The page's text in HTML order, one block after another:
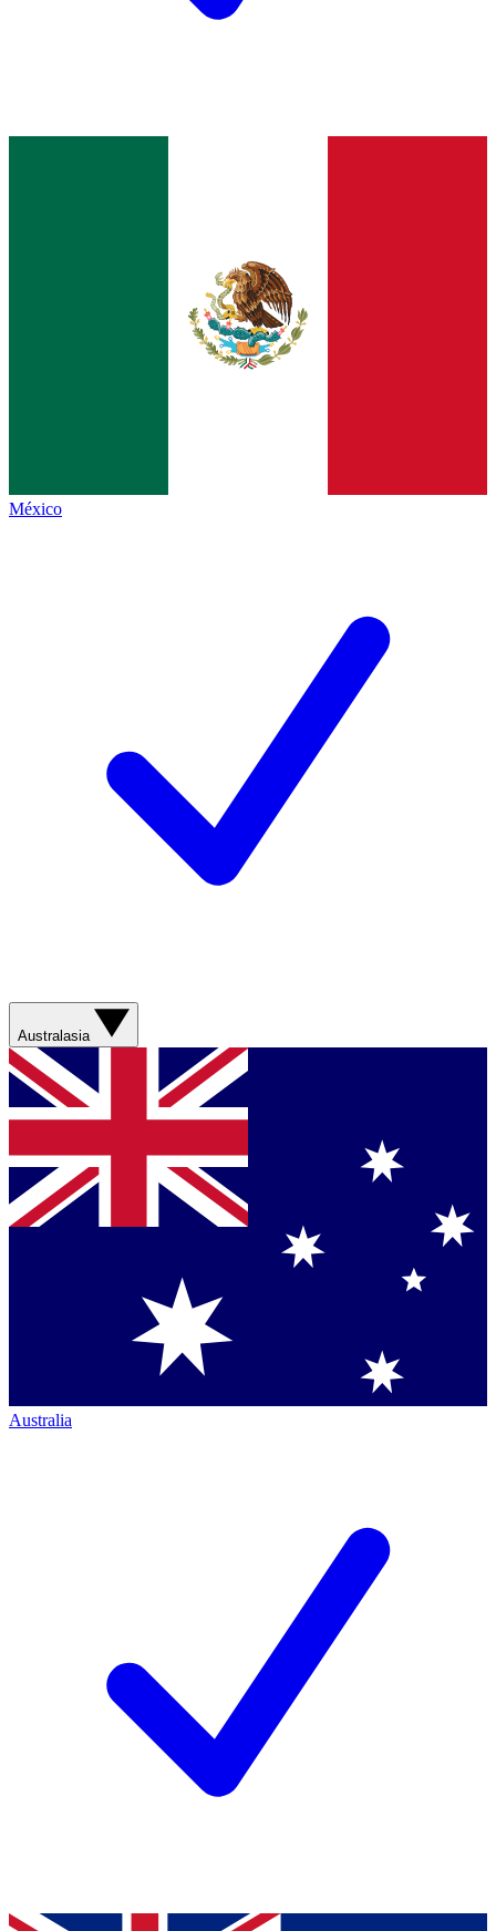
México
Australasia
Australia